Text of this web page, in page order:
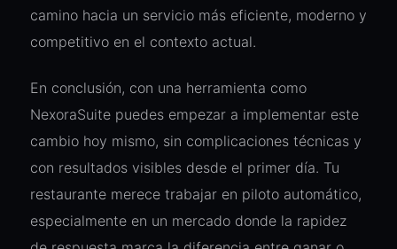
camino hacia un servicio más eficiente, moderno y
competitivo en el contexto actual.
En conclusión, con una herramienta como
NexoraSuite puedes empezar a implementar este
cambio hoy mismo, sin complicaciones técnicas y
con resultados visibles desde el primer día. Tu
restaurante merece trabajar en piloto automático,
especialmente en un mercado donde la rapidez